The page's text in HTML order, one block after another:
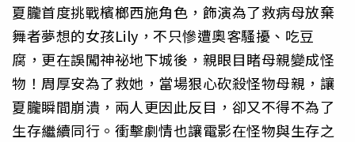
夏朧首度挑戰檳榔西施角色，飾演為了救病母放棄
舞者夢想的女孩Lily，不只慘遭奧客騷擾、吃豆
腐，更在誤闖神祕地下城後，親眼目睹母親變成怪
物！周厚安為了救她，當場狠心砍殺怪物母親，讓
夏朧瞬間崩潰，兩人更因此反目，卻又不得不為了
生存繼續同行。衝擊劇情也讓電影在怪物與生存之